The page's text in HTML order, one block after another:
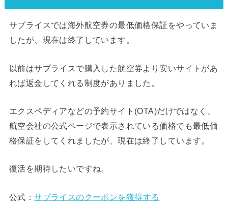
サプライスでは海外航空券の最低価格保証をやっていま
したが、現在は終了しています。
以前はサプライスで購入した航空券より安いサイトがあ
れば返金してくれる制度がありました。
エクスペディアなどの予約サイト(OTA)だけではなく、
航空会社の公式ページで表示されている価格でも最低価
格保証をしてくれましたが、現在は終了しています。
復活を期待したいですね。
公式：サプライスのクーポンを獲得する